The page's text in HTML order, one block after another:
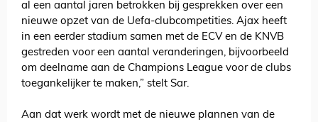
al een aantal jaren betrokken bij gesprekken over een
nieuwe opzet van de Uefa-clubcompetities. Ajax heeft
in een eerder stadium samen met de ECV en de KNVB
gestreden voor een aantal veranderingen, bijvoorbeeld
om deelname aan de Champions League voor de clubs
toegankelijker te maken,” stelt Sar.
Aan dat werk wordt met de nieuwe plannen van de